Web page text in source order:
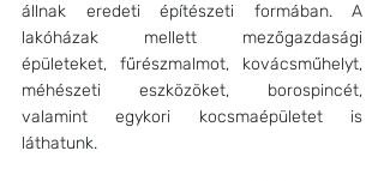
állnak eredeti építészeti formában. A
lakóházak mellett mezőgazdasági
épületeket, fűrészmalmot, kovácsműhelyt,
méhészeti eszközöket, borospincét,
valamint egykori kocsmaépületet is
láthatunk.